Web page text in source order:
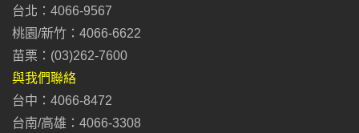
台北：4066-9567
桃園/新竹：4066-6622
苗栗：(03)262-7600
與我們聯絡
台中：4066-8472
台南/高雄：4066-3308